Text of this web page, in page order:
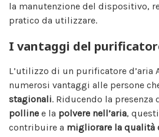
la manutenzione del dispositivo,
pratico da utilizzare.
I vantaggi del
L’utilizzo di un purificatore d’aria
numerosi vantaggi alle persone
stagionali. Riducendo la
polline e la polvere nell’aria,
contribuire a migliorare la qualità